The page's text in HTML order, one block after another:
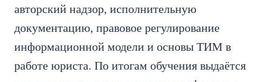
авторский надзор, исполнительную
документацию, правовое регулирование
информационной модели и основы ТИМ в
работе юриста. По итогам обучения выдаётся